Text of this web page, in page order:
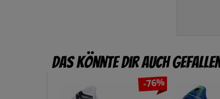
Das könnte dir auch
-76%